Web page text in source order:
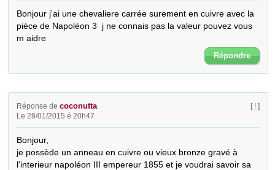
Bonjour j'ai une chevaliere carrée surement en cuivre avec la
pièce de Napoléon 3  j ne connais pas la valeur pouvez vous
m aidre
Répondre
Réponse decoconutta
Le 28/01/2015 é 20h47
[ ! ]
Bonjour,
je possède un anneau en cuivre ou vieux bronze gravé à
l'interieur napoléon III empereur 1855 et je voudrai savoir sa